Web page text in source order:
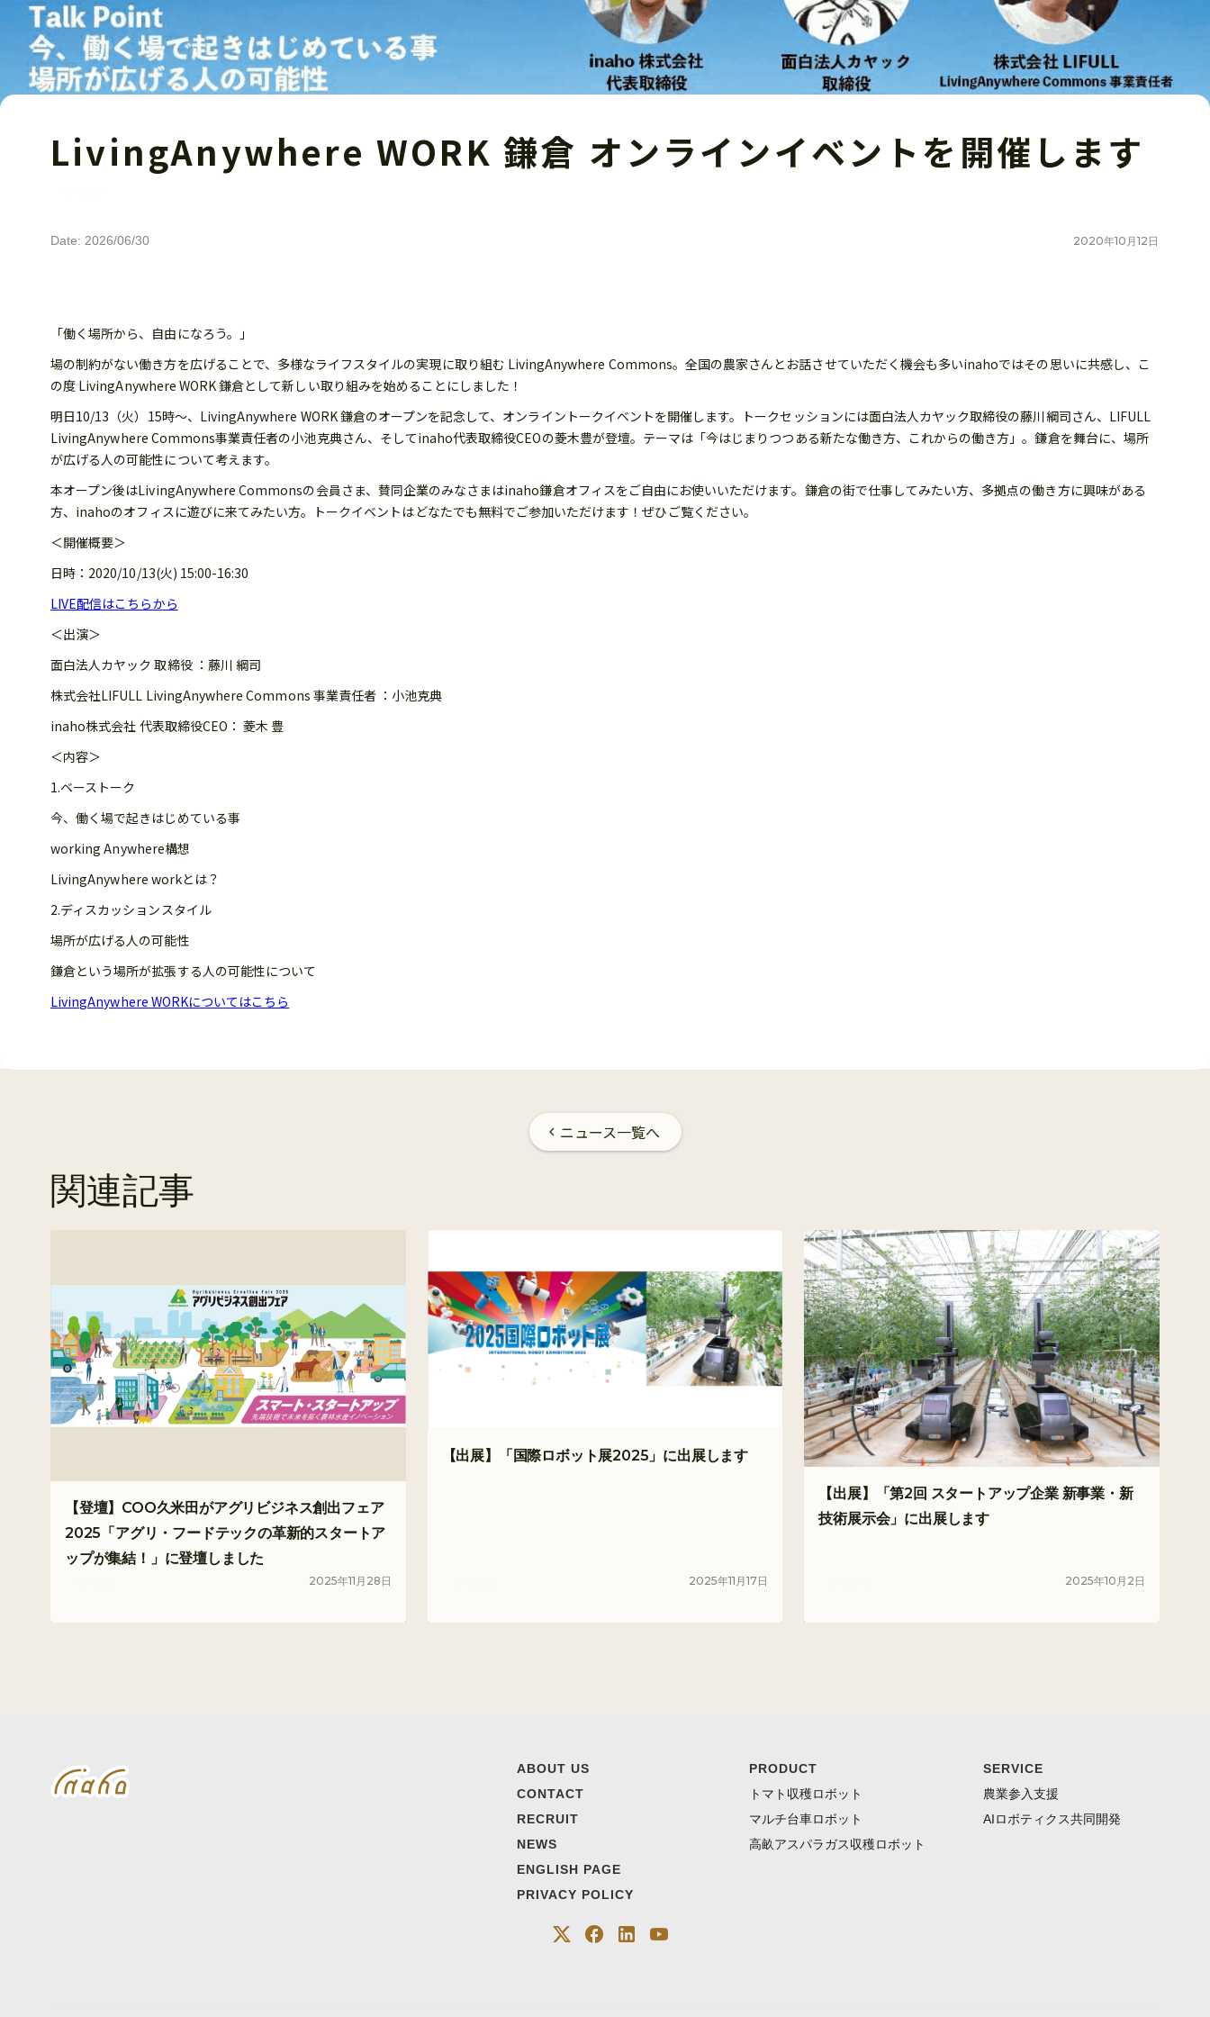
LivingAnywhere WORK 鎌倉 オンラインイベントを開催します
Date: 2026/06/30 2020年10 月12 日
「働く場所から、自由になろう。」
場の制約がない働き方を広げることで、多様なライフスタイルの実現に取り組む LivingAnywhere Commons。全国の農家さんとお話させていただく機会も多いinahoではその思いに共感し、こ
の度 LivingAnywhere WORK 鎌倉として新しい取り組みを始めることにしました！
明日10/13（火）15時〜、LivingAnywhere WORK 鎌倉のオープンを記念して、オンライントークイベントを開催します。トークセッションには面白法人カヤック取締役の藤川綱司さん、LIFULL
LivingAnywhere Commons事業責任者の小池克典さん、そしてinaho代表取締役CEOの菱木豊が登壇。テーマは「今はじまりつつある新たな働き方、これからの働き方」。鎌倉を舞台に、場所
が広げる人の可能性について考えます。
本オープン後はLivingAnywhere Commonsの会員さま、賛同企業のみなさまはinaho鎌倉オフィスをご自由にお使いいただけます。鎌倉の街で仕事してみたい方、多拠点の働き方に興味がある
方、inahoのオフィスに遊びに来てみたい方。トークイベントはどなたでも無料でご参加いただけます！ぜひご覧ください。
＜開催概要＞
日時：2020/10/13(火) 15:00-16:30
LIVE配信はこちらから
＜出演＞
面白法人カヤック 取締役 ：藤川 綱司
株式会社LIFULL LivingAnywhere Commons 事業責任者 ：小池克典
inaho株式会社 代表取締役CEO： 菱木 豊
＜内容＞
1.ベーストーク
今、働く場で起きはじめている事
working Anywhere構想
LivingAnywhere workとは？
2.ディスカッションスタイル
場所が広げる人の可能性
鎌倉という場所が拡張する人の可能性について
LivingAnywhere WORKについてはこちら
chevron_left ニュース一覧へ
関連記事
【登壇】COO久米田がアグリビジネス創出フェア
2025「アグリ・フードテックの革新的スタートア
ップが集結！」に登壇しました
2025年11 月 28 日
【出展】「国際ロボット展2025」に出展します
2025年11 月17日
【出展】「第2回 スタートアップ企業 新事業・新
技術展示会」に出展します
2025年10 月 2 日
ABOUT US
CONTACT
RECRUIT
NEWS
ENGLISH PAGE
PRIVACY POLICY
PRODUCT
トマト収穫ロボット
マルチ台車ロボット
高畝アスパラガス収穫ロボット
SERVICE
農業参入支援
AIロボティクス共同開発